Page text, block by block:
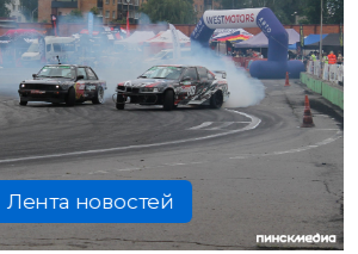
Лента новостей